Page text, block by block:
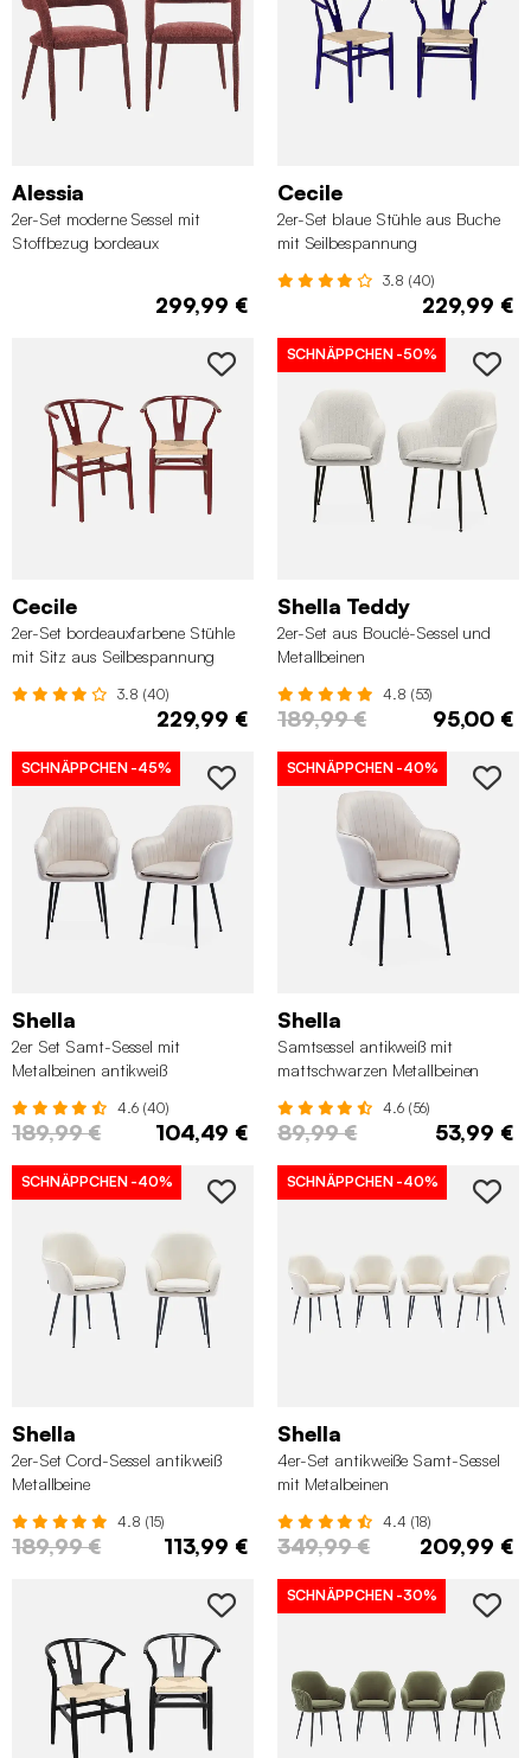
Alessia
2er-Set moderne Sessel mit
Stoffbezug bordeaux
299,99 €
Cecile
2er-Set blaue Stühle aus Buche
mit Seilbespannung
3.8 (40)
229,99 €
Cecile
2er-Set bordeauxfarbene Stühle
mit Sitz aus Seilbespannung
3.8 (40)
229,99 €
SCHNÄPPCHEN -50%
Shella Teddy
2er-Set aus Bouclé-Sessel und
Metallbeinen
4.8 (53)
189,99 € 95,00 €
SCHNÄPPCHEN -45%
Shella
2er Set Samt-Sessel mit
Metalbeinen antikweiß
4.6 (40)
189,99 € 104,49 €
SCHNÄPPCHEN -40%
Shella
Samtsessel antikweiß mit
mattschwarzen Metallbeinen
4.6 (56)
89,99 € 53,99 €
SCHNÄPPCHEN -40%
Shella
2er-Set Cord-Sessel antikweiß
Metallbeine
4.8 (15)
189,99 € 113,99 €
SCHNÄPPCHEN -40%
Shella
4er-Set antikweiße Samt-Sessel
mit Metalbeinen
4.4 (18)
349,99 € 209,99 €
SCHNÄPPCHEN -30%